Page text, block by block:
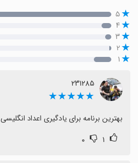
۵
۴
۳
۲
۱
۲۳۱۲۸۵
★★★★★
بهترین برنامه برای یادگیری اعداد انگلیسی
۱ ۰